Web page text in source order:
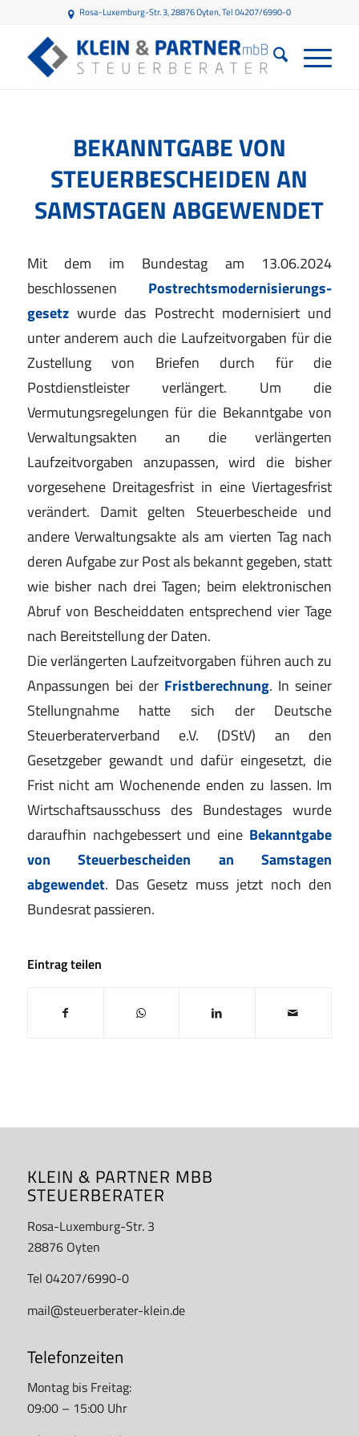
Rosa-Luxemburg-Str. 3, 28876 Oyten, Tel 04207/6990-0
BEKANNTGABE VON
STEUERBESCHEIDEN AN
SAMSTAGEN ABGEWENDET
Mit dem im Bundestag am 13.06.2024
beschlossenen Postrechtsmodernisierungs-
gesetzwurde das Postrecht modernisiert und
unter anderem auch die Laufzeitvorgaben für die
Zustellung von Briefen durch für die
Postdienstleister verlängert. Um die
Vermutungsregelungen für die Bekanntgabe von
Verwaltungsakten an die verlängerten
Laufzeitvorgaben anzupassen, wird die bisher
vorgesehene Dreitagesfrist in eine Viertagesfrist
verändert. Damit gelten Steuerbescheide und
andere Verwaltungsakte als am vierten Tag nach
deren Aufgabe zur Post als bekannt gegeben, statt
wie bisher nach drei Tagen; beim elektronischen
Abruf von Bescheiddaten entsprechend vier Tage
nach Bereitstellung der Daten.
Die verlängerten Laufzeitvorgaben führen auch zu
Anpassungen bei der Fristberechnung. In seiner
Stellungnahme hatte sich der Deutsche
Steuerberaterverband e.V. (DStV) an den
Gesetzgeber gewandt und dafür eingesetzt, die
Frist nicht am Wochenende enden zu lassen. Im
Wirtschaftsausschuss des Bundestages wurde
daraufhin nachgebessert und eine Bekanntgabe
von Steuerbescheiden an Samstagen
abgewendet. Das Gesetz muss jetzt noch den
Bundesrat passieren.
Eintrag teilen
KLEIN & PARTNER MBB
STEUERBERATER
Rosa-Luxemburg-Str. 3
28876 Oyten
Tel 04207/6990-0
mail@steuerberater-klein.de
Telefonzeiten
Montag bis Freitag:
09:00 – 15:00 Uhr